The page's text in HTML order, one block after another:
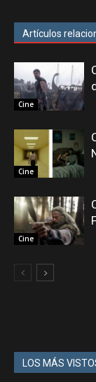
Artículos
Cine
Cine
Cine
LOS MÁS